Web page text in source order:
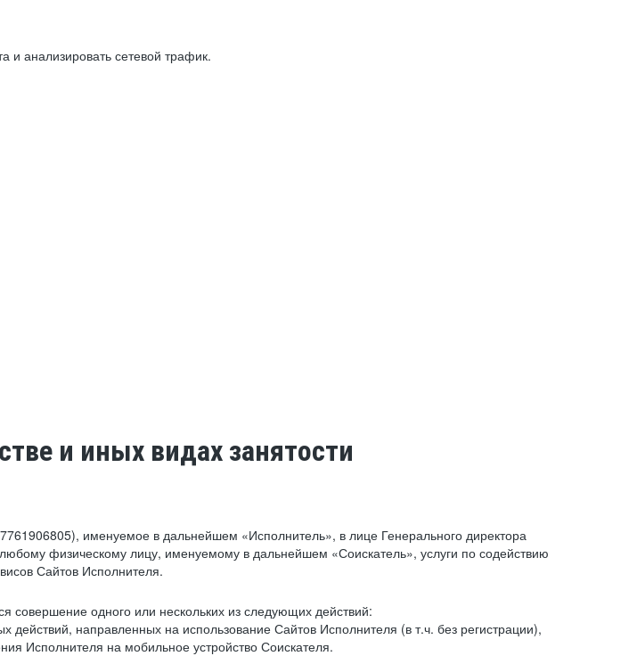
и анализировать сетевой трафик.
и иных видах занятости
именуемое в дальнейшем «Исполнитель», в лице Генерального директора
физическому лицу, именуемому в дальнейшем «Соискатель», услуги по содействию
Сайтов Исполнителя.
одного или нескольких из следующих действий:
направленных на использование Сайтов Исполнителя (в т.ч. без регистрации),
Исполнителя на мобильное устройство Соискателя.